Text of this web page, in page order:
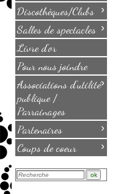
Discothèques/Clubs ›
Salles de spectacles ›
Livre d'or
Pour nous joindre
Associations d'utilité
publique /
Parrainages
›
Partenaires ›
Coups de coeur ›